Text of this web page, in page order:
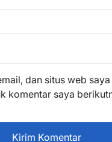
dan situs web
komentar saya